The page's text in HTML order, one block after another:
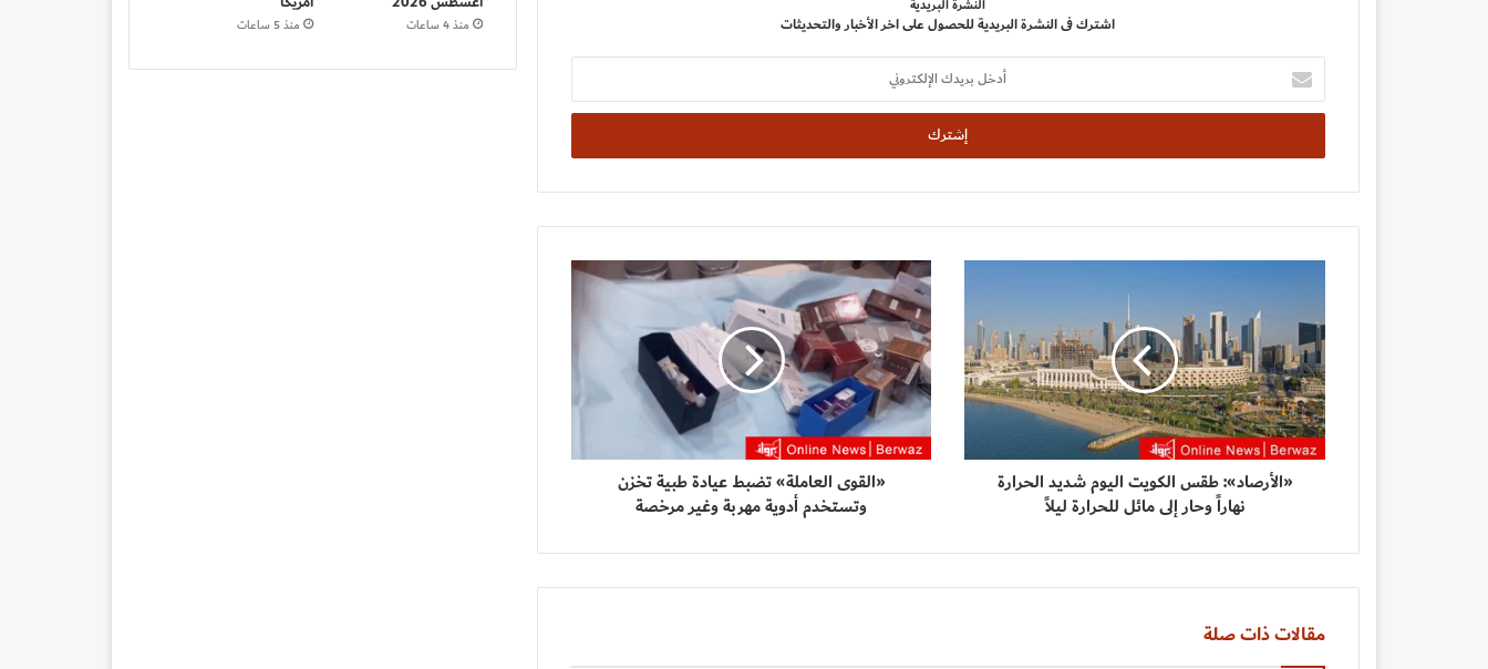
النشرة البريدية
اشترك فى النشرة البريدية للحصول على اخر الأخبار والتحديثات
أدخل
بريدك
الإلكتروني
«الأرصاد»: طقس الكويت اليوم شديد الحرارة
نهاراً وحار إلى مائل للحرارة ليلاً
«القوى العاملة» تضبط عيادة طبية تخزن
وتستخدم أدوية مهربة وغير مرخصة
مقالات ذات صلة
منذ 4 ساعات منذ 5 ساعات